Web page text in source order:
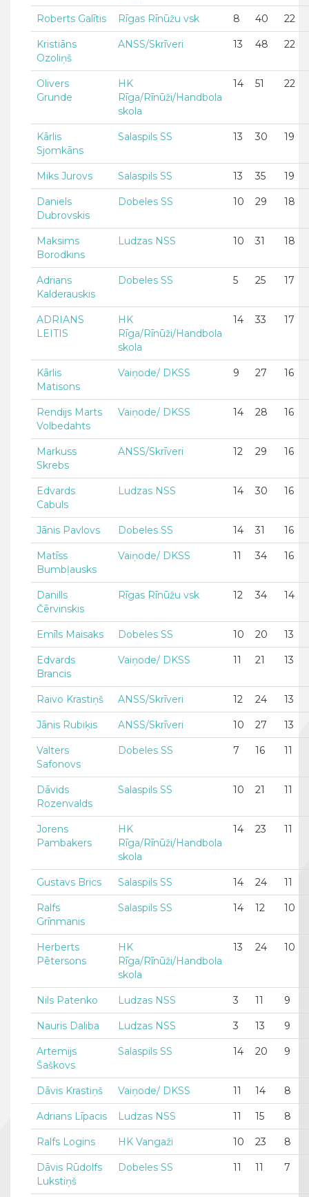
Roberts Galītis Rīgas Rīnūžu vsk 8 40 22
Kristiāns
Ozoliņš
ANSS/Skrīveri 13 48 22
Olivers
Grunde
HK
Rīga/Rīnūži/Handbola
skola
14 51 22
Kārlis
Sjomkāns
Salaspils SS 13 30 19
Miks Jurovs Salaspils SS 13 35 19
Daniels
Dubrovskis
Dobeles SS 10 29 18
Maksims
Borodkins
Ludzas NSS 10 31 18
Adrians
Kalderauskis
Dobeles SS 5 25 17
ADRIANS
LEITIS
HK
Rīga/Rīnūži/Handbola
skola
14 33 17
Kārlis
Matisons
Vaiņode/ DKSS 9 27 16
Rendijs Marts
Volbedahts
Vaiņode/ DKSS 14 28 16
Markuss
Skrebs
ANSS/Skrīveri 12 29 16
Edvards
Cabuls
Ludzas NSS 14 30 16
Jānis Pavlovs Dobeles SS 14 31 16
Matīss
Bumbļausks
Vaiņode/ DKSS 11 34 16
Danills
Čērvinskis
Rīgas Rīnūžu vsk 12 34 14
Emīls Maisaks Dobeles SS 10 20 13
Edvards
Brancis
Vaiņode/ DKSS 11 21 13
Raivo Krastiņš ANSS/Skrīveri 12 24 13
Jānis Rubiķis ANSS/Skrīveri 10 27 13
Valters
Safonovs
Dobeles SS 7 16 11
Dāvids
Rozenvalds
Salaspils SS 10 21 11
Jorens
Pambakers
HK
Rīga/Rīnūži/Handbola
skola
14 23 11
Gustavs Brics Salaspils SS 14 24 11
Ralfs
Grīnmanis
Salaspils SS 14 12 10
Herberts
Pētersons
HK
Rīga/Rīnūži/Handbola
skola
13 24 10
Nils Patenko Ludzas NSS 3 11 9
Nauris Daliba Ludzas NSS 3 13 9
Artemijs
Šaškovs
Salaspils SS 14 20 9
Dāvis Krastiņš Vaiņode/ DKSS 11 14 8
Adrians Līpacis Ludzas NSS 11 15 8
Ralfs Logins HK Vangaži 10 23 8
Dāvis Rūdolfs
Lukstiņš
Dobeles SS 11 11 7